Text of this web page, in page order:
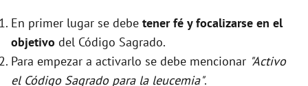
En primer lugar se debe tener fé y focalizarse en el
objetivo del Código Sagrado.
Para empezar a activarlo se debe mencionar "Activo
el Código Sagrado para la leucemia".